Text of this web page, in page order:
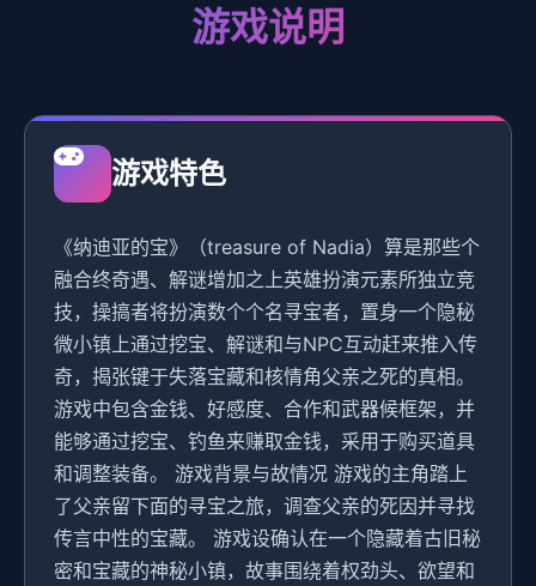
游戏说明
游戏特色
《纳迪亚的宝》（treasure of Nadia）算是那些个
融合终奇遇、解谜增加之上英雄扮演元素所独立竞
技，操搞者将扮演数个个名寻宝者，置身一个隐秘
微小镇上通过挖宝、解谜和与NPC互动赶来推入传
奇，揭张键于失落宝藏和核情角父亲之死的真相。
游戏中包含金钱、好感度、合作和武器候框架，并
能够通过挖宝、钓鱼来赚取金钱，采用于购买道具
和调整装备。 游戏背景与故情况 游戏的主角踏上
了父亲留下面的寻宝之旅，调查父亲的死因并寻找
传言中性的宝藏。 游戏设确认在一个隐藏着古旧秘
密和宝藏的神秘小镇，故事围绕着权劲头、欲望和